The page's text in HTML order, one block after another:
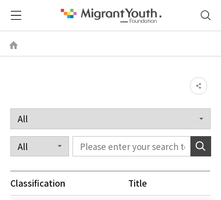
Classification Title